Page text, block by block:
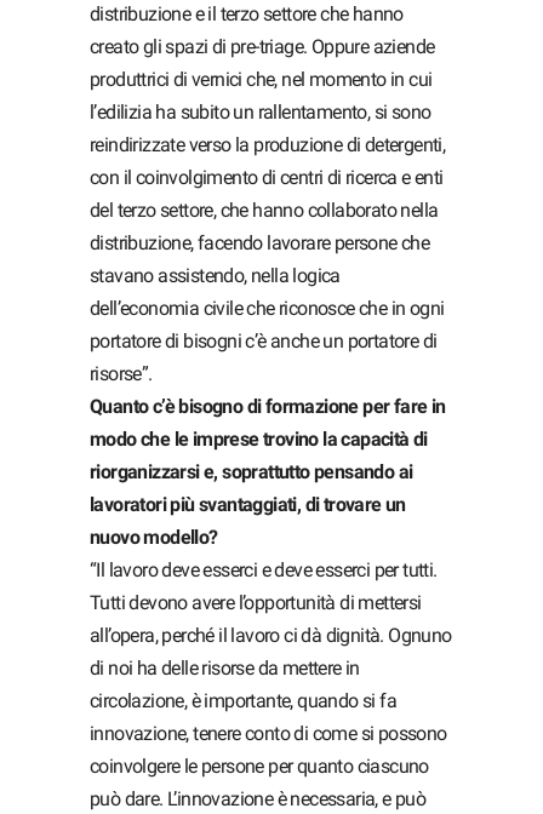
distribuzione e il terzo settore che hanno
creato gli spazi di pre-triage. Oppure aziende
produttrici di vernici che, nel momento in cui
l’edilizia ha subito un rallentamento, si sono
reindirizzate verso la produzione di detergenti,
con il coinvolgimento di centri di ricerca e enti
del terzo settore, che hanno collaborato nella
distribuzione, facendo lavorare persone che
stavano assistendo, nella logica
dell’economia civile che riconosce che in ogni
portatore di bisogni c’è anche un portatore di
risorse”.
Quanto c’è bisogno di formazione per fare in
modo che le imprese trovino la capacità di
riorganizzarsi e, soprattutto pensando ai
lavoratori più svantaggiati, di trovare un
nuovo modello?
“Il lavoro deve esserci e deve esserci per tutti.
Tutti devono avere l’opportunità di mettersi
all’opera, perché il lavoro ci dà dignità. Ognuno
di noi ha delle risorse da mettere in
circolazione, è importante, quando si fa
innovazione, tenere conto di come si possono
coinvolgere le persone per quanto ciascuno
può dare. L’innovazione è necessaria, e può